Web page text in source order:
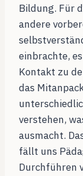
Bildung. Für
andere
einbrachte,
Kontakt zu
das
verstehen,
ausmacht.
fällt uns
Durchführen